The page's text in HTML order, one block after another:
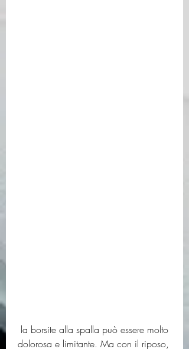
dolorosa e limitante. Ma con il riposo,